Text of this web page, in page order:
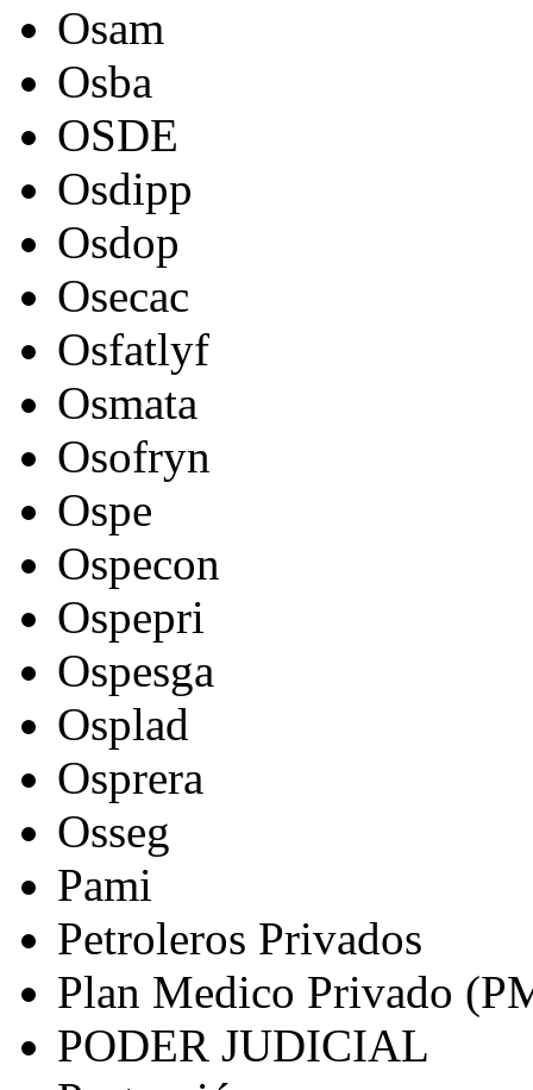
Osam
Osba
OSDE
Osdipp
Osdop
Osecac
Osfatlyf
Osmata
Osofryn
Ospe
Ospecon
Ospepri
Ospesga
Osplad
Osprera
Osseg
Pami
Petroleros Privados
Plan Medico Privado
PODER JUDICIAL